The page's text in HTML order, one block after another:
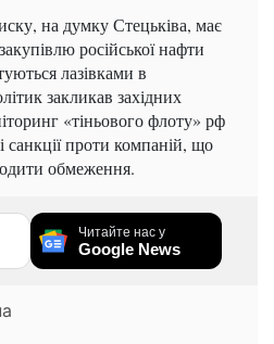
на думку Стецьківа, має
російської нафти
лазівками в
закликав західних
«тіньового флоту» рф
санкції проти компаній, що
обмеження.
Читайте нас у
Google News